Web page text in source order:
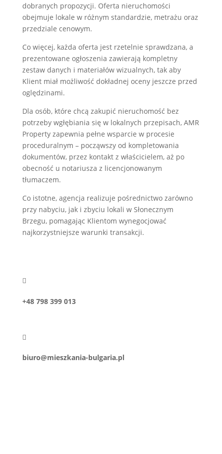
dobranych propozycji. Oferta nieruchomości
obejmuje lokale w różnym standardzie, metrażu oraz
przedziale cenowym.
Co więcej, każda oferta jest rzetelnie sprawdzana, a
prezentowane ogłoszenia zawierają kompletny
zestaw danych i materiałów wizualnych, tak aby
Klient miał możliwość dokładnej oceny jeszcze przed
oględzinami.
Dla osób, które chcą zakupić nieruchomość bez
potrzeby wgłębiania się w lokalnych przepisach, AMR
Property zapewnia pełne wsparcie w procesie
proceduralnym – począwszy od kompletowania
dokumentów, przez kontakt z właścicielem, aż po
obecność u notariusza z licencjonowanym
tłumaczem.
Co istotne, agencja realizuje pośrednictwo zarówno
przy nabyciu, jak i zbyciu lokali w Słonecznym
Brzegu, pomagając Klientom wynegocjować
najkorzystniejsze warunki transakcji.

+48 798 399 013

biuro@mieszkania-bulgaria.pl